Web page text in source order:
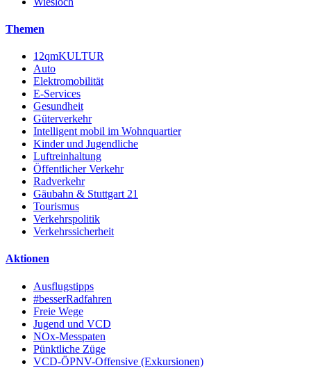
Themen
12qmKULTUR
Auto
Elektromobilität
E-Services
Gesundheit
Güterverkehr
Intelligent mobil im Wohnquartier
Kinder und Jugendliche
Luftreinhaltung
Öffentlicher Verkehr
Radverkehr
Gäubahn & Stuttgart 21
Tourismus
Verkehrspolitik
Verkehrssicherheit
Aktionen
Ausflugstipps
#besserRadfahren
Freie Wege
Jugend und VCD
NOx-Messpaten
Pünktliche Züge
VCD-ÖPNV-Offensive (Exkursionen)